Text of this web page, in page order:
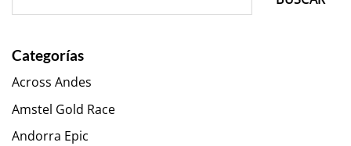
Categorías
Across Andes
Amstel Gold Race
Andorra Epic